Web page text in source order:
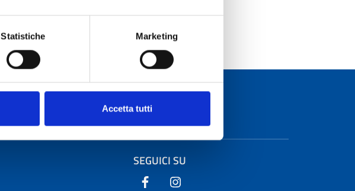
Statistiche Marketing
Accetta tutti
SEGUICI SU
Seguici su Facebook